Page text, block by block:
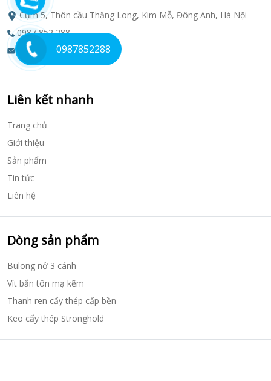
Cụm 5, Thôn cầu Thăng Long, Kim Mỗ, Đông Anh, Hà Nội
0987 852 288
vitmakemvn@gmail.com
Liên kết nhanh
Trang chủ
Giới thiệu
Sản phẩm
Tin tức
Liên hệ
Dòng sản phẩm
Bulong nở 3 cánh
Vít bắn tôn mạ kẽm
Thanh ren cấy thép cấp bền
Keo cấy thép Stronghold
0987852288